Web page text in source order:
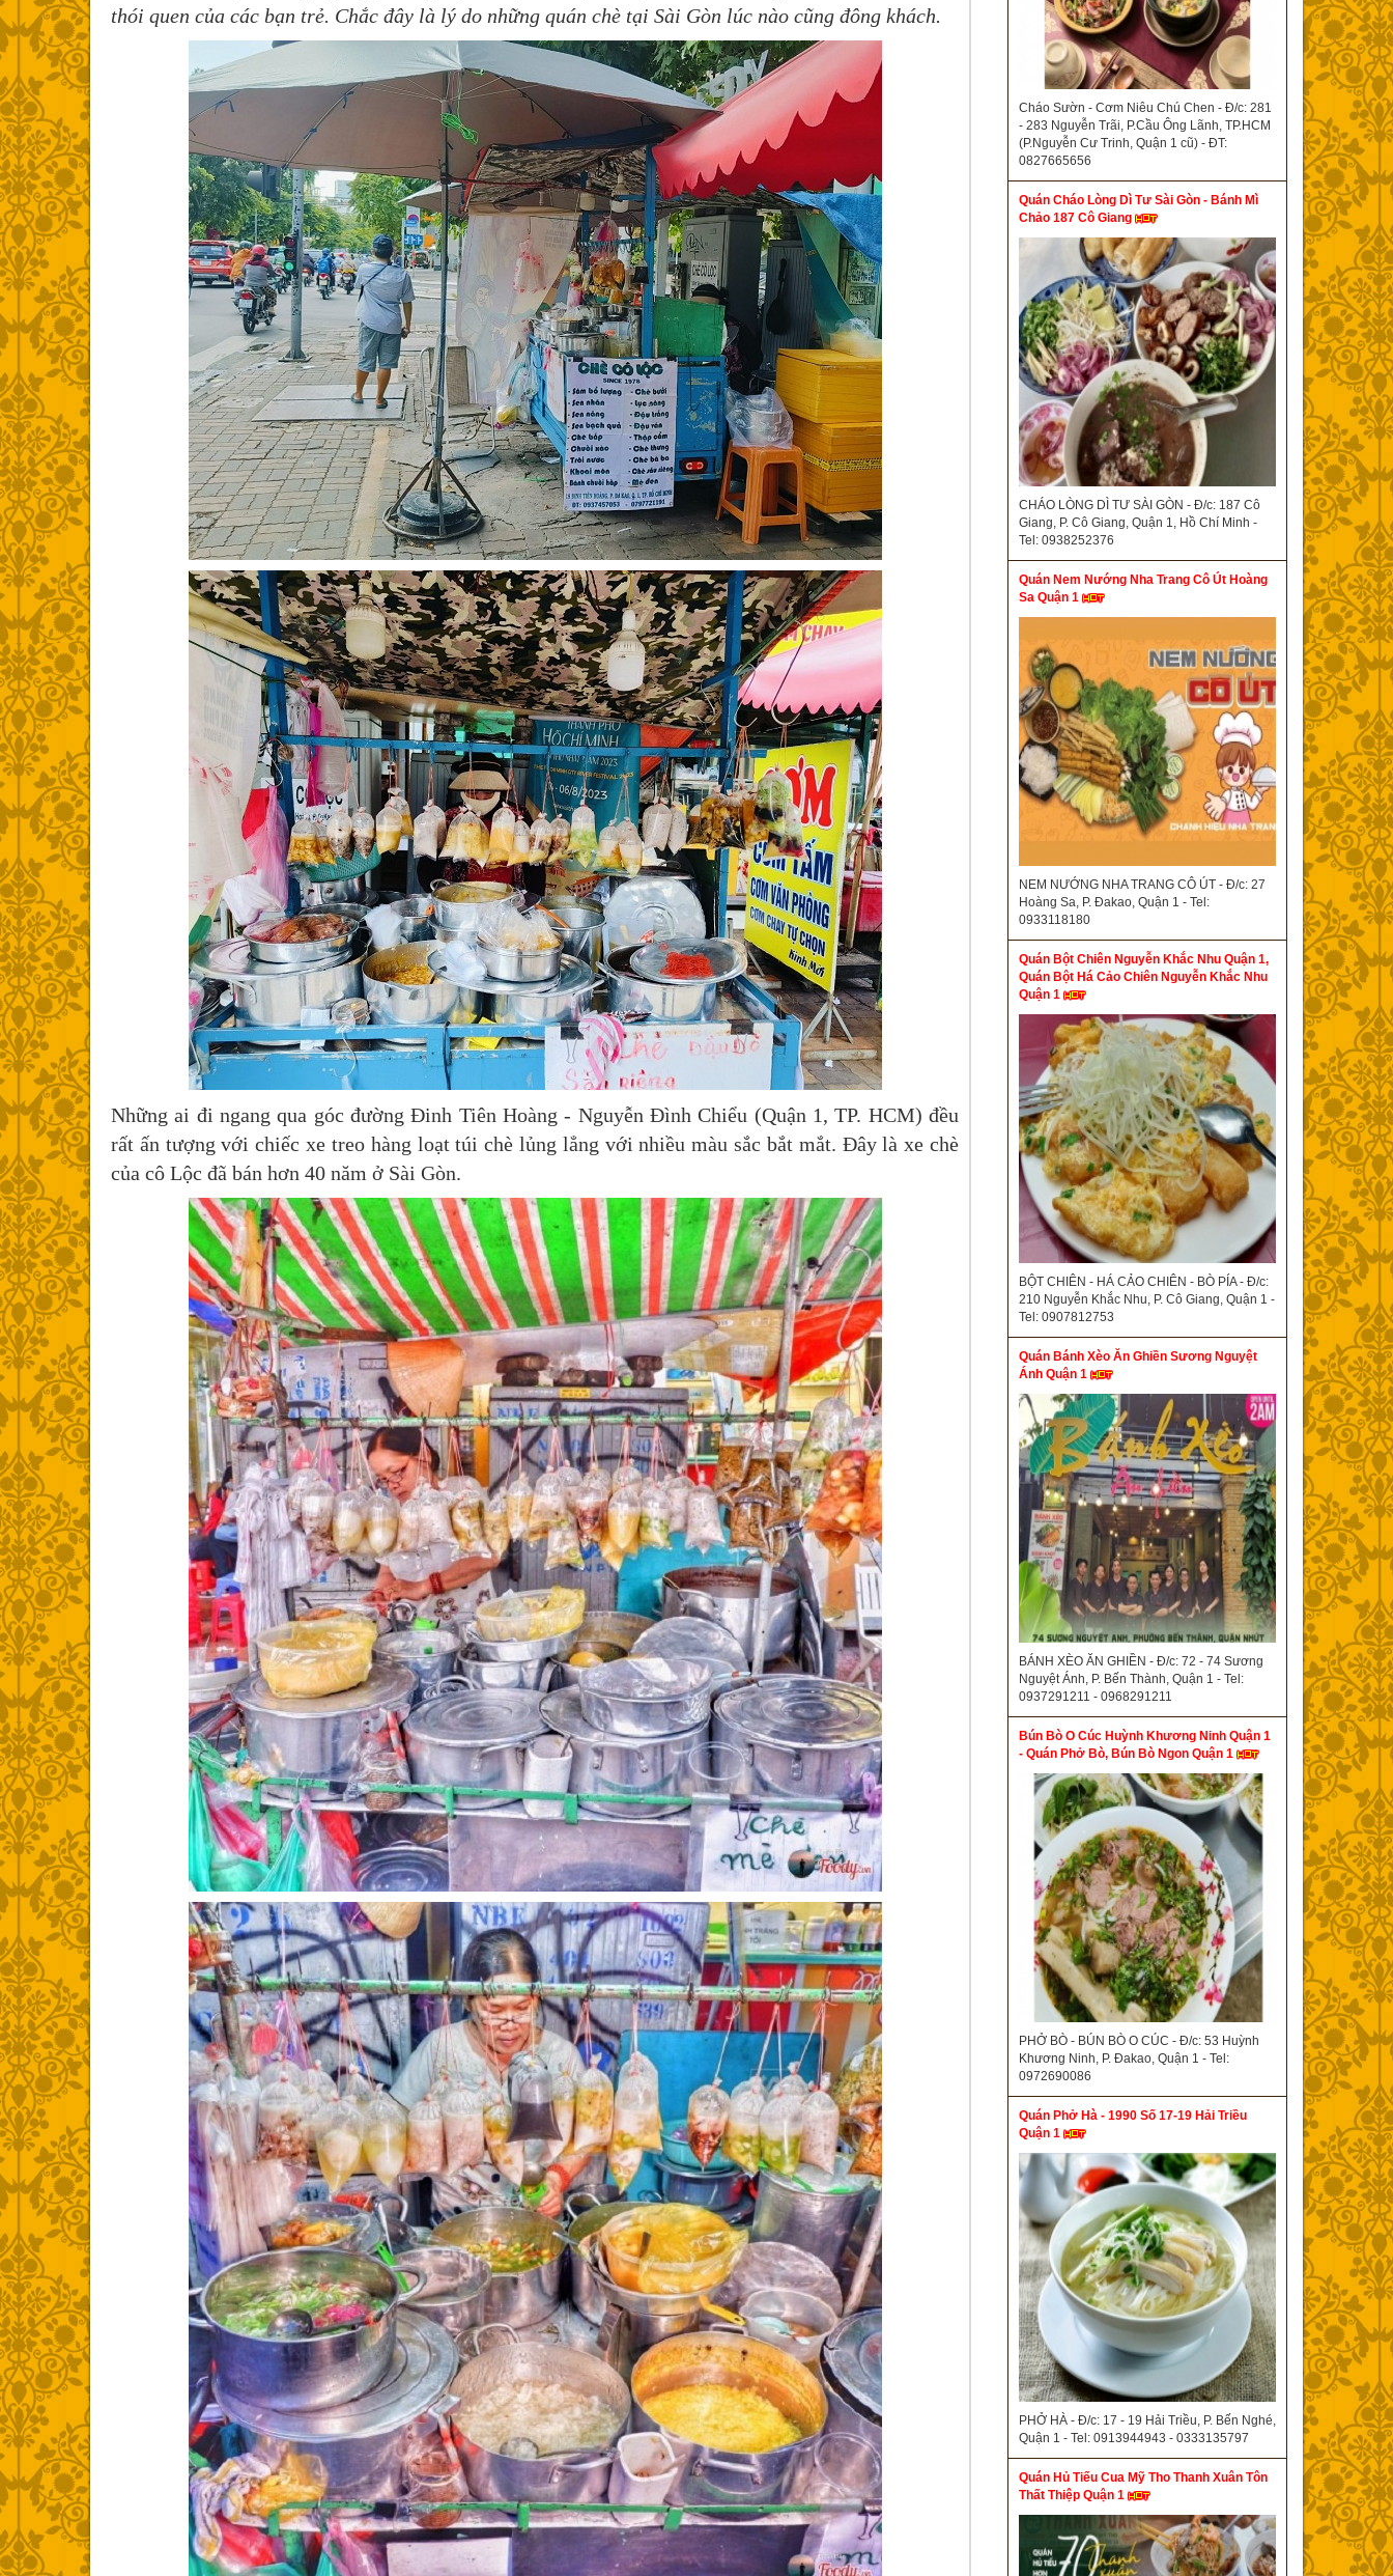
thói quen của các bạn trẻ. Chắc đây là lý do những quán chè tại Sài Gòn lúc nào cũng đông khách.
Những ai đi ngang qua góc đường Đinh Tiên Hoàng - Nguyễn Đình Chiểu (Quận 1, TP. HCM) đều
rất ấn tượng với chiếc xe treo hàng loạt túi chè lủng lẳng với nhiều màu sắc bắt mắt. Đây là xe chè
của cô Lộc đã bán hơn 40 năm ở Sài Gòn.
Cháo Sườn - Cơm Niêu Chú Chen - Đ/c: 281
- 283 Nguyễn Trãi, P.Cầu Ông Lãnh, TP.HCM
(P.Nguyễn Cư Trinh, Quận 1 cũ) - ĐT:
0827665656
Quán Cháo Lòng Dì Tư Sài Gòn - Bánh Mì
Chảo 187 Cô Giang
CHÁO LÒNG DÌ TƯ SÀI GÒN - Đ/c: 187 Cô
Giang, P. Cô Giang, Quận 1, Hồ Chí Minh -
Tel: 0938252376
Quán Nem Nướng Nha Trang Cô Út Hoàng
Sa Quận 1
NEM NƯỚNG NHA TRANG CÔ ÚT - Đ/c: 27
Hoàng Sa, P. Đakao, Quận 1 - Tel:
0933118180
Quán Bột Chiên Nguyễn Khắc Nhu Quận 1,
Quán Bột Há Cảo Chiên Nguyễn Khắc Nhu
Quận 1
BỘT CHIÊN - HÁ CẢO CHIÊN - BÒ PÍA - Đ/c:
210 Nguyễn Khắc Nhu, P. Cô Giang, Quận 1 -
Tel: 0907812753
Quán Bánh Xèo Ăn Ghiền Sương Nguyệt
Ánh Quận 1
BÁNH XÈO ĂN GHIỀN - Đ/c: 72 - 74 Sương
Nguyệt Ánh, P. Bến Thành, Quận 1 - Tel:
0937291211 - 0968291211
Bún Bò O Cúc Huỳnh Khương Ninh Quận 1
- Quán Phở Bò, Bún Bò Ngon Quận 1
PHỞ BÒ - BÚN BÒ O CÚC - Đ/c: 53 Huỳnh
Khương Ninh, P. Đakao, Quận 1 - Tel:
0972690086
Quán Phở Hà - 1990 Số 17-19 Hải Triều
Quận 1
PHỞ HÀ - Đ/c: 17 - 19 Hải Triều, P. Bến Nghé,
Quận 1 - Tel: 0913944943 - 0333135797
Quán Hủ Tiếu Cua Mỹ Tho Thanh Xuân Tôn
Thất Thiệp Quận 1